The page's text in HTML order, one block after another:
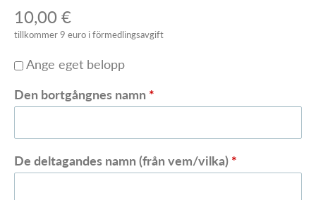
g
r
a
v
i
n
10,00 €
tillkommer 9 euro i förmedlingsavgift
Ange eget belopp
Den bortgångnes namn *
De deltagandes namn (från vem/vilka) *